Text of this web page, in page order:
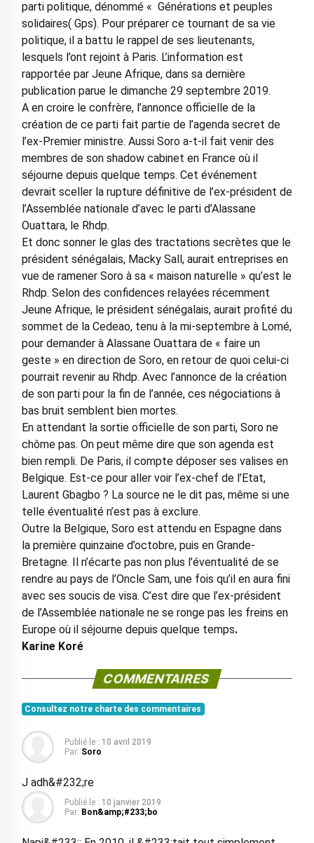
parti politique, dénommé « Générations et peuples
solidaires( Gps). Pour préparer ce tournant de sa vie
politique, il a battu le rappel de ses lieutenants,
lesquels l’ont rejoint à Paris. L’information est
rapportée par Jeune Afrique, dans sa dernière
publication parue le dimanche 29 septembre 2019.
A en croire le confrère, l’annonce officielle de la
création de ce parti fait partie de l’agenda secret de
l’ex-Premier ministre. Aussi Soro a-t-il fait venir des
membres de son shadow cabinet en France où il
séjourne depuis quelque temps. Cet événement
devrait sceller la rupture définitive de l’ex-président de
l’Assemblée nationale d’avec le parti d’Alassane
Ouattara, le Rhdp.
Et donc sonner le glas des tractations secrètes que le
président sénégalais, Macky Sall, aurait entreprises en
vue de ramener Soro à sa « maison naturelle » qu’est le
Rhdp. Selon des confidences relayées récemment
Jeune Afrique, le président sénégalais, aurait profité du
sommet de la Cedeao, tenu à la mi-septembre à Lomé,
pour demander à Alassane Ouattara de « faire un
geste » en direction de Soro, en retour de quoi celui-ci
pourrait revenir au Rhdp. Avec l’annonce de la création
de son parti pour la fin de l’année, ces négociations à
bas bruit semblent bien mortes.
En attendant la sortie officielle de son parti, Soro ne
chôme pas. On peut même dire que son agenda est
bien rempli. De Paris, il compte déposer ses valises en
Belgique. Est-ce pour aller voir l’ex-chef de l’Etat,
Laurent Gbagbo ? La source ne le dit pas, même si une
telle éventualité n’est pas à exclure.
Outre la Belgique, Soro est attendu en Espagne dans
la première quinzaine d’octobre, puis en Grande-
Bretagne. Il n’écarte pas non plus l’éventualité de se
rendre au pays de l’Oncle Sam, une fois qu’il en aura fini
avec ses soucis de visa. C’est dire que l’ex-président
de l’Assemblée nationale ne se ronge pas les freins en
Europe où il séjourne depuis quelque temps.
Karine Koré
COMMENTAIRES
Consultez notre charte des commentaires
Publié le : 10 avril 2019
Par: Soro
J adh&#232;re
Publié le : 10 janvier 2019
Par: Bon&amp;#233;bo